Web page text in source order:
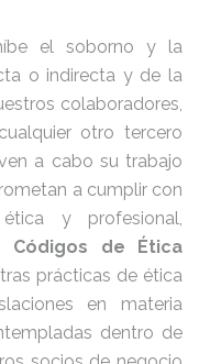
el soborno y la
o indirecta y de la
colaboradores,
otro tercero
a cabo su trabajo
a cumplir con
y profesional,
Códigos de Ética
prácticas de ética
en materia
dentro de